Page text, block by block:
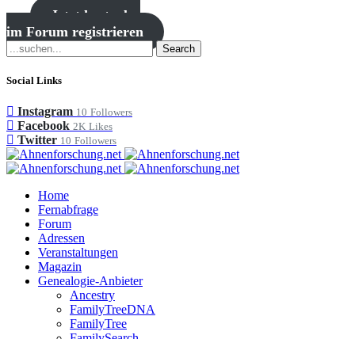
Jetzt kostenlos
im Forum registrieren
Search
Social Links
Instagram 10 Followers
Facebook 2K Likes
Twitter 10 Followers
Home
Fernabfrage
Forum
Adressen
Veranstaltungen
Magazin
Genealogie-Anbieter
Ancestry
FamilyTreeDNA
FamilyTree